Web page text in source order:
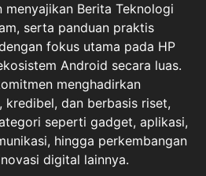
Berita Teknologi
serta panduan praktis
fokus utama pada HP
Android secara luas.
menghadirkan
kredibel, dan berbasis riset,
seperti gadget, aplikasi,
hingga perkembangan
digital lainnya.